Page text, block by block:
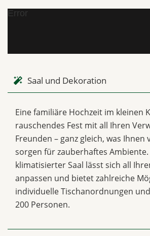
Error
Saal und Dekoration
Eine familiäre Hochzeit im kleinen
rauschendes Fest mit all Ihren
Freunden – ganz gleich, was
sorgen für zauberhaftes
klimatisierter Saal lässt sich all
anpassen und bietet zahlreiche
individuelle Tischanordnungen
200 Personen.